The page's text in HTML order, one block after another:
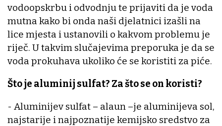
vodoopskrbu i odvodnju te prijaviti da je voda
mutna kako bi onda naši djelatnici izašli na
lice mjesta i ustanovili o kakvom problemu je
riječ. U takvim slučajevima preporuka je da se
voda prokuhava ukoliko će se koristiti za piće.
Što je aluminij sulfat? Za što se on koristi?
- Aluminijev sulfat – alaun –je aluminijeva sol,
najstarije i najpoznatije kemijsko sredstvo za